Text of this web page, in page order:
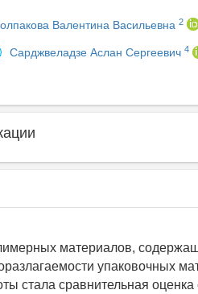
Валентина Васильевна 2
Сарджвеладзе Аслан Сергеевич 4
материалов,
упаковочных
стала сравнительная